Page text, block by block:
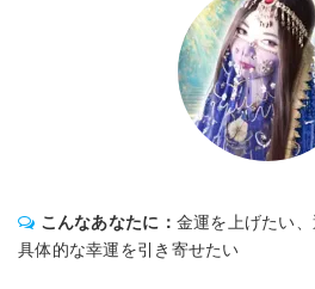
こんなあなたに： 金運を上げたい、
具体的な幸運を引き寄せたい